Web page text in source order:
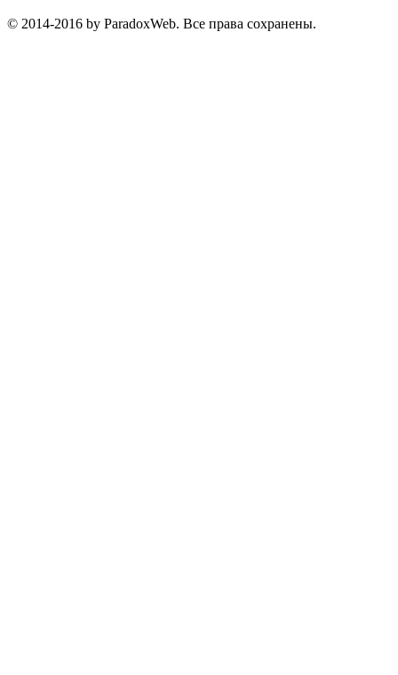
© 2014-2016 by ParadoxWeb. Все права сохранены.